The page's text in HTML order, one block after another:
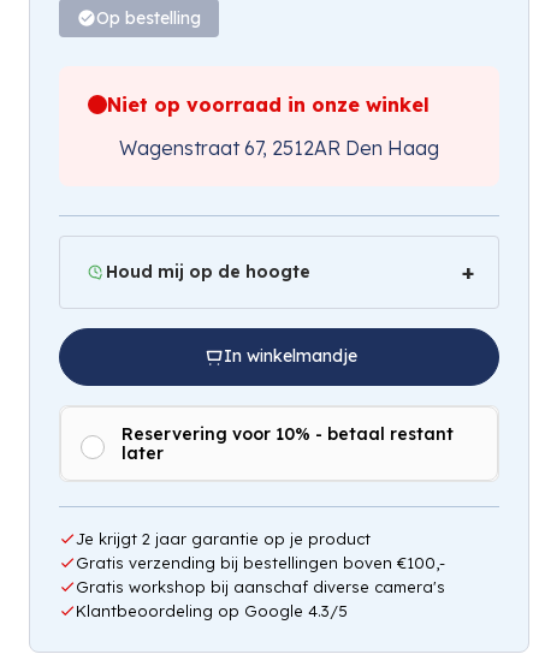
Op bestelling
Niet op voorraad in onze winkel
Wagenstraat 67, 2512AR Den Haag
Houd mij op de hoogte
Hou mij op de hoogte
In winkelmandje
Reservering voor 10% - betaal restant
later
Je krijgt 2 jaar garantie op je product
Gratis verzending bij bestellingen boven €100,-
Gratis workshop bij aanschaf diverse camera's
Klantbeoordeling op Google 4.3/5